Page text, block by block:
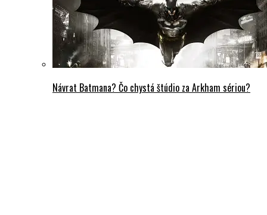
Návrat Batmana? Čo chystá štúdio za Arkham sériou?